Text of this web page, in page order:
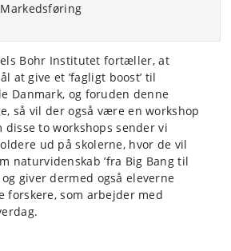
Bohr Institutet fortæller, at
at give et ’fagligt boost’ til
Danmark, og foruden denne
så vil der også være en workshop
to workshops sender vi
ud på skolerne, hvor de vil
naturvidenskab ’fra Big Bang til
og giver dermed også eleverne
forskere, som arbejder med